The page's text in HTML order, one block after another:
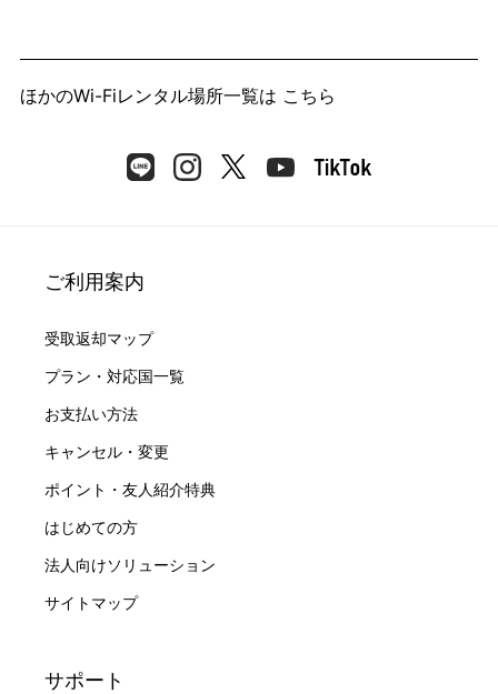
ほかのWi-Fiレンタル場所一覧は こちら
ご利用案内
受取返却マップ
プラン・対応国一覧
お支払い方法
キャンセル・変更
ポイント・友人紹介特典
はじめての方
法人向けソリューション
サイトマップ
サポート